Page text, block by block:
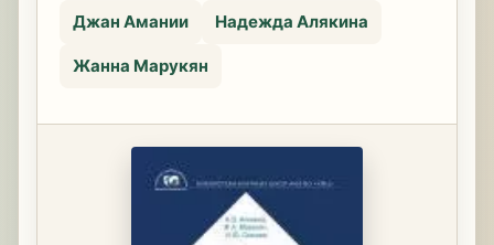
Джан Амании Надежда Алякина
Жанна Марукян